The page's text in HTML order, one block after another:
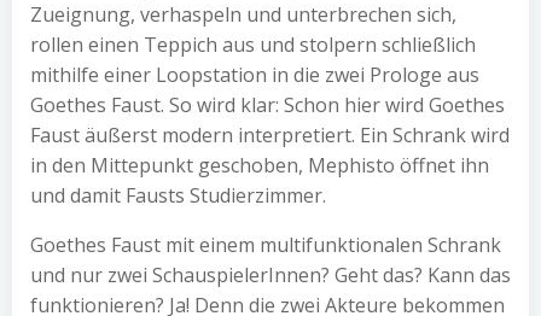
Zueignung, verhaspeln und unterbrechen sich,
rollen einen Teppich aus und stolpern schließlich
mithilfe einer Loopstation in die zwei Prologe aus
Goethes Faust. So wird klar: Schon hier wird Goethes
Faust äußerst modern interpretiert. Ein Schrank wird
in den Mittepunkt geschoben, Mephisto öffnet ihn
und damit Fausts Studierzimmer.
Goethes Faust mit einem multifunktionalen Schrank
und nur zwei SchauspielerInnen? Geht das? Kann das
funktionieren? Ja! Denn die zwei Akteure bekommen